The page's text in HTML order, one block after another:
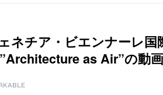
ネチア・ビエンナーレ国
as Air”の動画